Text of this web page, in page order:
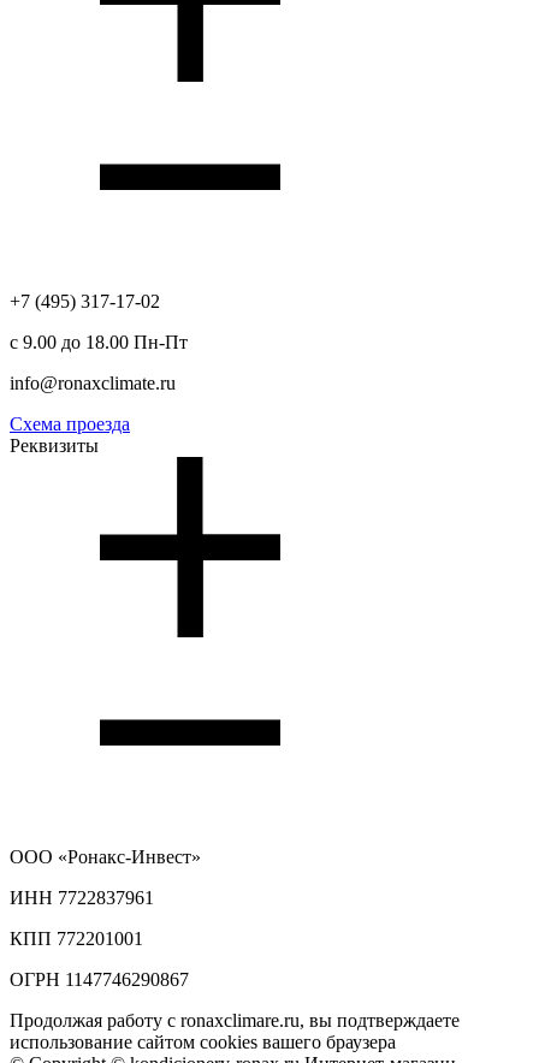
+7 (495) 317-17-02
с 9.00 до 18.00 Пн-Пт
info@ronaxclimate.ru
Схема проезда
Реквизиты
ООО «Ронакс-Инвест»
ИНН 7722837961
КПП 772201001
ОГРН 1147746290867
Продолжая работу с ronaxclimare.ru, вы подтверждаете
использование сайтом cookies вашего браузера